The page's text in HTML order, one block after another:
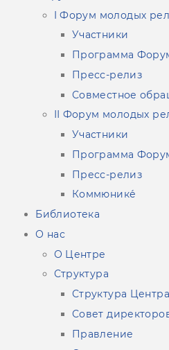
I Форум молодых
Участники
Программа
Пресс-релиз
Совместное
ІІ Форум молодых
Участники
Программа
Пресс-релиз
Коммюнике́
Библиотека
О нас
О Центре
Структура
Структура Центра
Совет
Правление